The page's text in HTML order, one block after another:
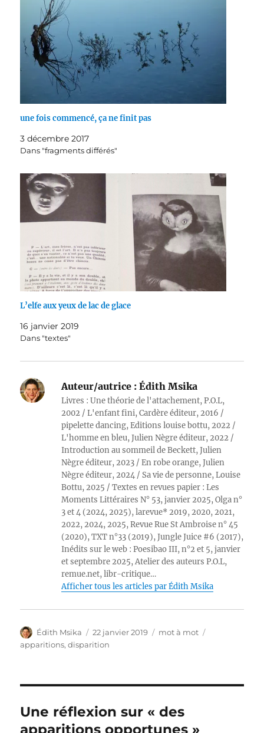
une fois commencé, ça ne finit pas
3 décembre 2017
Dans "fragments différés"
L’elfe aux yeux de lac de glace
16 janvier 2019
Dans "textes"
Auteur/autrice : Édith Msika
Livres : Une théorie de l'attachement, P.O.L,
2002 / L'enfant fini, Cardère éditeur, 2016 /
pipelette dancing, Editions louise bottu, 2022 /
L'homme en bleu, Julien Nègre éditeur, 2022 /
Introduction au sommeil de Beckett, Julien
Nègre éditeur, 2023 / En robe orange, Julien
Nègre éditeur, 2024 / Sa vie de personne, Louise
Bottu, 2025 / Textes en revues papier : Les
Moments Littéraires N° 53, janvier 2025, Olga n°
3 et 4 (2024, 2025), larevue* 2019, 2020, 2021,
2022, 2024, 2025, Revue Rue St Ambroise n° 45
(2020), TXT n°33 (2019), Jungle Juice #6 (2017),
Inédits sur le web : Poesibao III, n°2 et 5, janvier
et septembre 2025, Atelier des auteurs P.O.L,
remue.net, libr-critique…
Afficher tous les articles par Édith Msika
Auteur
Édith Msika
Publié
le
22 janvier 2019 Catégories
mot à mot
apparitions,disparition
Une réflexion sur « des
apparitions opportunes »